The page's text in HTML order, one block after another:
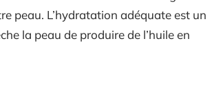
peau. L’hydratation adéquate est un
la peau de produire de l’huile en